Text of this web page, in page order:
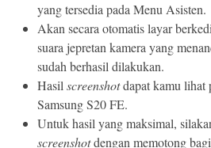
yang tersedia pada Menu Asisten.
Akan secara otomatis layar
suara jepretan kamera yang
sudah berhasil dilakukan.
Hasil screenshotdapat kamu lihat
Samsung S20 FE.
Untuk hasil yang maksimal,
screenshotdengan memotong